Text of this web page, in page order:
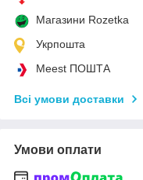
Магазини Rozetka
Укрпошта
Meest ПОШТА
Всі умови доставки
Умови оплати